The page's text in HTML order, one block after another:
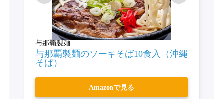
与那覇製麺
与那覇製麺のソーキそば10食入（沖縄
そば）
Amazonで見る